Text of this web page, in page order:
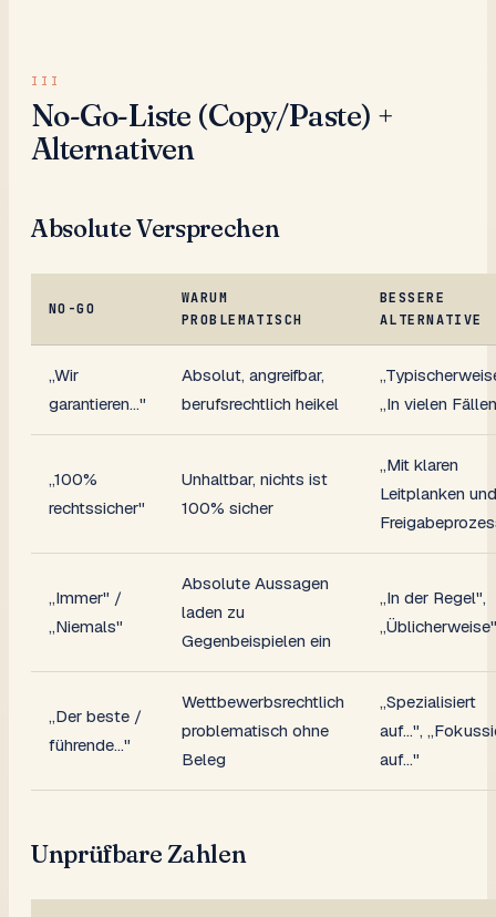
No-Go-Liste (Copy/Paste) +
Alternativen
Absolute Versprechen
NO-GO
WARUM
PROBLEMATISCH
BESSERE
ALTERNATIVE
„Wir
garantieren…"
Absolut, angreifbar,
berufsrechtlich heikel
„In vielen
„100%
rechtssicher"
Unhaltbar, nichts ist
100% sicher
„Mit klaren
Leitplanken und
„Immer" /
„Niemals"
Absolute Aussagen
laden zu
Gegenbeispielen ein
„In der Regel",
„Üblicherweise"
„Der beste /
führende…"
Wettbewerbsrechtlich
problematisch ohne
Beleg
„Spezialisiert
auf…",
auf…"
Unprüfbare Zahlen